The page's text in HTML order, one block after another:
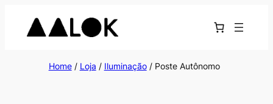
Home/ Loja / Iluminação/ Poste Autônomo